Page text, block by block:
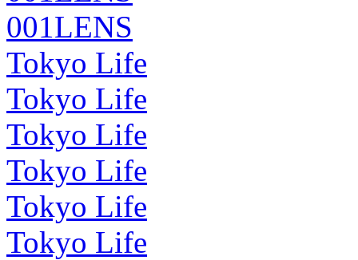
001LENS
Tokyo Life
Tokyo Life
Tokyo Life
Tokyo Life
Tokyo Life
Tokyo Life